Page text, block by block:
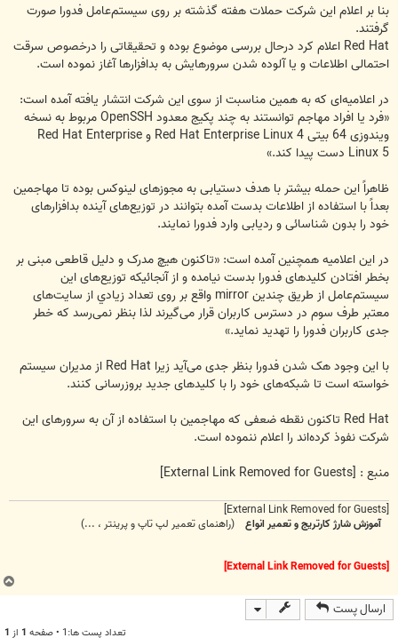
بنا بر اعلام این شرکت حملات هفته گذشته بر روی سیستم‌عامل فدورا صورت
گرفتند.
Red Hat اعلام کرد درحال بررسی موضوع بوده و تحقیقاتی را درخصوص سرقت
احتمالی اطلاعات و یا آلوده شدن سرورهایش به بدافزارها آغاز نموده است.
در اعلامیه‌ای که به همین مناسبت از سوی این شرکت انتشار یافته آمده است:
«فرد یا افراد مهاجم توانستند به چند پکیج معدود OpenSSH مربوط به نسخه
ویندوزی 64 بیتی Red Hat Enterprise Linux 4 و Red Hat Enterprise
Linux 5 دست پیدا کند.»
ظاهراً این حمله بیشتر با هدف دستیابی به مجوزهای لینوکس بوده تا مهاجمين
بعداً با استفاده از اطلاعات بدست آمده بتوانند در توزیع‌های آینده بدافزارهای
خود را بدون شناسائی و ردیابی وارد فدورا نمایند.
در این اعلامیه همچنین آمده است: «تاکنون هیچ مدرک و دلیل قاطعی مبنی بر
بخطر افتادن کلیدهای فدورا بدست نیامده و از آنجائیکه توزیع‌های این
سیستم‌عامل از طریق چندین mirror واقع بر روی تعداد زيادي از سایت‌های
معتبر طرف سوم در دسترس کاربران قرار می‌گیرند لذا بنظر نمی‌رسد که خطر
جدی کاربران فدورا را تهدید نماید.»
با این وجود هک شدن فدورا بنظر جدی می‌آید زیرا Red Hat از مدیران سیستم
خواسته است تا شبکه‌های خود را با کلیدهای جدید بروزرسانی کنند.
Red Hat تاکنون نقطه ضعفی که مهاجمین با استفاده از آن به سرورهای این
شرکت نفوذ کرده‌اند را اعلام ننموده است.
منبع : [External Link Removed for Guests]
[External Link Removed for Guests]
آموزش شارژ کارتریج و تعمیر انواع
(راهنمای تعمیر لپ تاپ و پرینتر ، ...)
[External Link Removed for Guests]
ارسال پست
تعداد پست ها:1 • صفحه 1 از 1